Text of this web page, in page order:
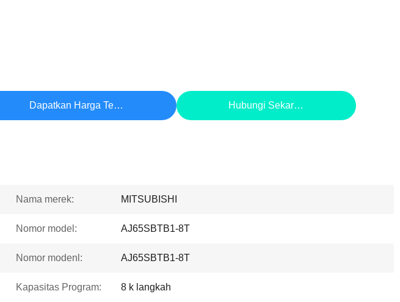
Dapatkan Harga Terbaik Hubungi Sekarang
Nama merek: MITSUBISHI
Nomor model: AJ65SBTB1-8T
Nomor modenl: AJ65SBTB1-8T
Kapasitas Program: 8 k langkah